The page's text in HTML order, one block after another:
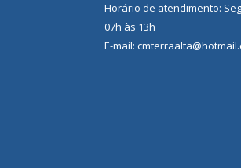
Horário de atendimento:
07h às 13h
E-mail: